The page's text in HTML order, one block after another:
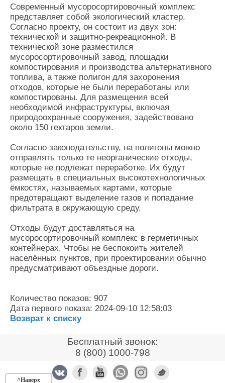
Современный мусоросортировочный комплекс
представляет собой экологический кластер.
Согласно проекту, он состоит из двух зон:
технической и защитно-рекреационной. В
технической зоне разместился
мусоросортировочный завод, площадки
компостирования и производства альтернативного
топлива, а также полигон для захоронения
отходов, которые не были переработаны или
компостированы. Для размещения всей
необходимой инфраструктуры, включая
природоохранные сооружения, задействовано
около 150 гектаров земли.
Согласно законодательству, на полигоны можно
отправлять только те неорганические отходы,
которые не подлежат переработке. Их будут
размещать в специальных высокотехнологичных
ёмкостях, называемых картами, которые
предотвращают выделение газов и попадание
фильтрата в окружающую среду.
Отходы будут доставляться на
мусоросортировочный комплекс в герметичных
контейнерах. Чтобы не беспокоить жителей
населённых пунктов, при проектировании обычно
предусматривают объездные дороги.
Количество показов: 907
Дата первого показа: 2024-09-10 12:58:03
Возврат к списку
Бесплатный звонок:
8 (800) 1000-798
^Наверх